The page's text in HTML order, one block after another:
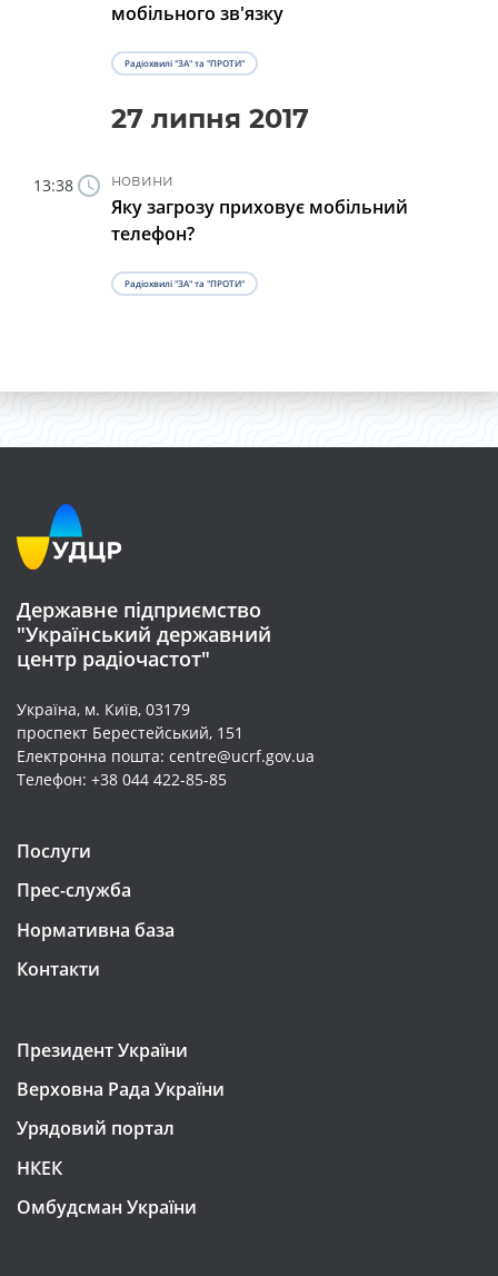
мобільного зв'язку
Радіохвилі "ЗА" та "ПРОТИ"
27 липня 2017
новини
Яку загрозу приховує мобільний
телефон?
13:38
Радіохвилі "ЗА" та "ПРОТИ"
Державне підприємство
"Український державний
центр радіочастот"
Україна, м. Київ, 03179
проспект Берестейський, 151
Електронна пошта: centre@ucrf.gov.ua
Телефон: +38 044 422-85-85
Послуги
Прес-служба
Нормативна база
Контакти
Президент України
Верховна Рада України
Урядовий портал
НКЕК
Омбудсман України